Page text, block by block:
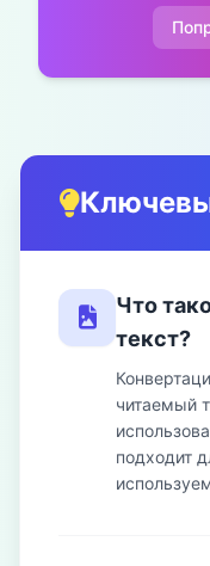
Что
текст?
читаемый
подходит